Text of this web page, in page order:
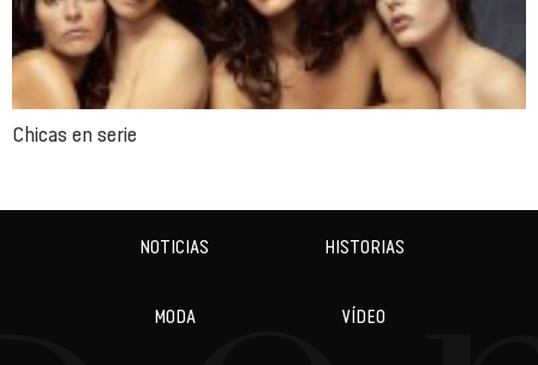
Chicas en serie
NOTICIAS HISTORIAS
MODA VÍDEO